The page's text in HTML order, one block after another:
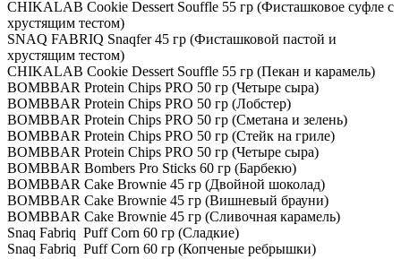
CHIKALAB Cookie Dessert Souffle 55 гр (Фисташковое суфле с
хрустящим тестом)
SNAQ FABRIQ Snaqfer 45 гр (Фисташковой пастой и
хрустящим тестом)
CHIKALAB Cookie Dessert Souffle 55 гр (Пекан и карамель)
BOMBBAR Protein Chips PRO 50 гр (Четыре сыра)
BOMBBAR Protein Chips PRO 50 гр (Лобстер)
BOMBBAR Protein Chips PRO 50 гр (Сметана и зелень)
BOMBBAR Protein Chips PRO 50 гр (Стейк на гриле)
BOMBBAR Protein Chips PRO 50 гр (Четыре сыра)
BOMBBAR Bombers Pro Sticks 60 гр (Барбекю)
BOMBBAR Cake Brownie 45 гр (Двойной шоколад)
BOMBBAR Cake Brownie 45 гр (Вишневый брауни)
BOMBBAR Cake Brownie 45 гр (Сливочная карамель)
Snaq Fabriq Puff Corn 60 гр (Сладкие)
Snaq Fabriq Puff Corn 60 гр (Копченые ребрышки)